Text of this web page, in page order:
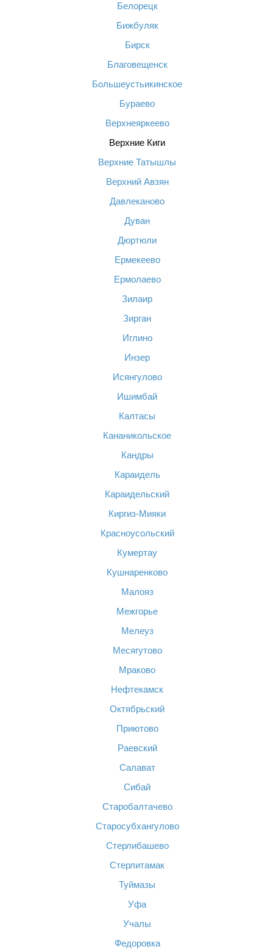
Белорецк
Бижбуляк
Бирск
Благовещенск
Большеустьикинское
Бураево
Верхнеяркеево
Верхние Киги
Верхние Татышлы
Верхний Авзян
Давлеканово
Дуван
Дюртюли
Ермекеево
Ермолаево
Зилаир
Зирган
Иглино
Инзер
Исянгулово
Ишимбай
Калтасы
Кананикольское
Кандры
Караидель
Караидельский
Киргиз-Мияки
Красноусольский
Кумертау
Кушнаренково
Малояз
Межгорье
Мелеуз
Месягутово
Мраково
Нефтекамск
Октябрьский
Приютово
Раевский
Салават
Сибай
Старобалтачево
Старосубхангулово
Стерлибашево
Стерлитамак
Туймазы
Уфа
Учалы
Федоровка